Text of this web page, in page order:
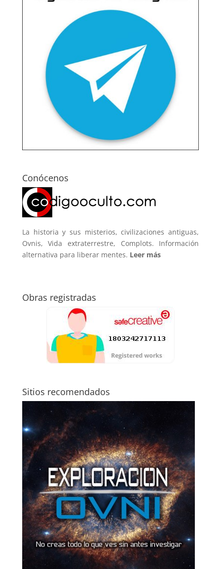
Conócenos
La historia y sus misterios, civilizaciones antiguas,
Ovnis, Vida extraterrestre, Complots. Información
alternativa para liberar mentes. Leer más
Obras registradas
Sitios recomendados